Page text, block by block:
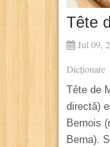
Tête
Jul 09,
Dicționare
Tête de
directă)
Bernois
Berna).